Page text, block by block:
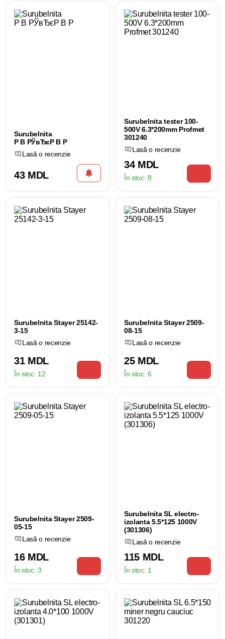
Surubelnita
Р В РЎвЂєР В Р
Lasă o recenzie
43 MDL
Surubelnita tester 100-
500V 6.3*200mm Profmet
301240
Lasă o recenzie
34 MDL
În stoc: 8
Surubelnita Stayer 25142-
3-15
Lasă o recenzie
31 MDL
În stoc: 12
Surubelnita Stayer 2509-
08-15
Lasă o recenzie
25 MDL
În stoc: 6
Surubelnita Stayer 2509-
05-15
Lasă o recenzie
16 MDL
În stoc: 3
Surubelnita SL electro-
izolanta 5.5*125 1000V
(301306)
Lasă o recenzie
115 MDL
În stoc: 1